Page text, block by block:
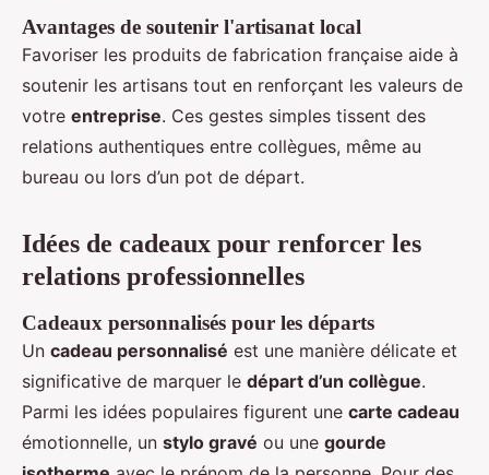
Avantages de soutenir l'artisanat local
Favoriser les produits de fabrication française aide à
soutenir les artisans tout en renforçant les valeurs de
votre entreprise. Ces gestes simples tissent des
relations authentiques entre collègues, même au
bureau ou lors d’un pot de départ.
Idées de cadeaux pour renforcer les
relations professionnelles
Cadeaux personnalisés pour les départs
Un cadeau personnalisé est une manière délicate et
significative de marquer le départ d’un collègue.
Parmi les idées populaires figurent une carte cadeau
émotionnelle, un stylo gravé ou une gourde